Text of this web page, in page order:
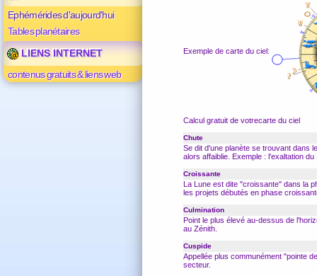
Ephémérides d'aujourd'hui
Tables planétaires
LIENS INTERNET
contenus gratuits & liens web
Exemple de carte du ciel:
Calcul gratuit de votrecarte du ciel
Chute
Se dit d'une planète se trouvant dans
alors affaiblie. Exemple : l'exaltation
Croissante
La Lune est dite "croissante" dans la
les projets débutés en phase
Culmination
Point le plus élevé au-dessus de
au Zénith.
Cuspide
Appellée plus communément "pointe
secteur.